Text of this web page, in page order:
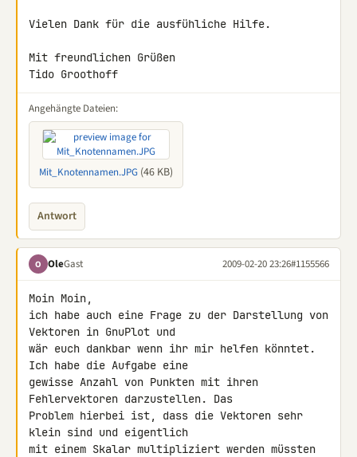
Vielen Dank für die ausfühliche Hilfe.
Mit freundlichen Grüßen
Tido Groothoff
Angehängte Dateien:
Mit_Knotennamen.JPG (46 KB)
Antwort
O OleGast 2009-02-20 23:26#1155566
Moin Moin,
ich habe auch eine Frage zu der Darstellung von
Vektoren in GnuPlot und
wär euch dankbar wenn ihr mir helfen könntet.
Ich habe die Aufgabe eine
gewisse Anzahl von Punkten mit ihren
Fehlervektoren darzustellen. Das
Problem hierbei ist, dass die Vektoren sehr
klein sind und eigentlich
mit einem Skalar multipliziert werden müssten